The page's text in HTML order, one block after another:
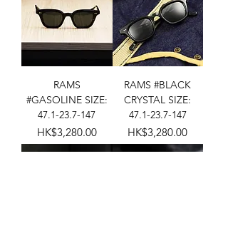
RAMS
#GASOLINE SIZE:
47.1-23.7-147
價格
HK$3,280.00
RAMS #BLACK
CRYSTAL SIZE:
47.1-23.7-147
價格
HK$3,280.00